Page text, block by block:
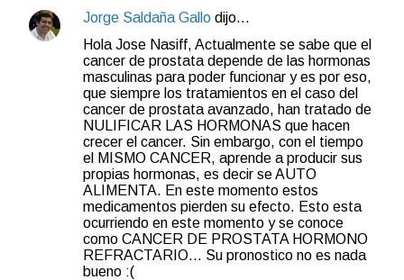
Jorge Saldaña Gallo dijo…
Hola Jose Nasiff, Actualmente se sabe que el
cancer de prostata depende de las hormonas
masculinas para poder funcionar y es por eso,
que siempre los tratamientos en el caso del
cancer de prostata avanzado, han tratado de
NULIFICAR LAS HORMONAS que hacen
crecer el cancer. Sin embargo, con el tiempo
el MISMO CANCER, aprende a producir sus
propias hormonas, es decir se AUTO
ALIMENTA. En este momento estos
medicamentos pierden su efecto. Esto esta
ocurriendo en este momento y se conoce
como CANCER DE PROSTATA HORMONO
REFRACTARIO... Su pronostico no es nada
bueno :(